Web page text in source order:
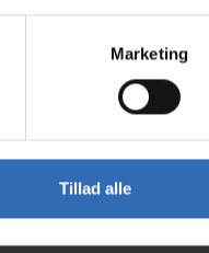
Marketing
Tillad alle